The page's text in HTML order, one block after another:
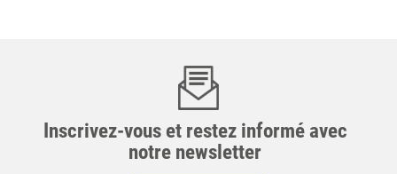
Inscrivez-vous et restez informé avec
notre newsletter